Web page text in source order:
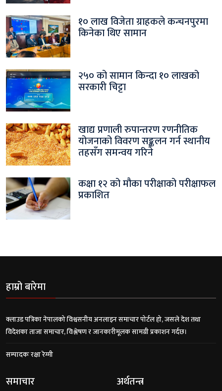
१० लाख विजेता ग्राहकले कन्चनपुरमा
किनेका थिए सामान
२५० को सामान किन्दा १० लाखको
सरकारी चिट्टा
खाद्य प्रणाली रुपान्तरण रणनीतिक
योजनाको विवरण सङ्कलन गर्न स्थानीय
तहसँग समन्वय गरिने
कक्षा १२ को मौका परीक्षाको परीक्षाफल
प्रकाशित
हाम्रो बारेमा
क्लाउड पत्रिका नेपालको विश्वसनीय अनलाइन समाचार पोर्टल हो, जसले देश तथा
विदेशका ताजा समाचार, विश्लेषण र जानकारीमूलक सामग्री प्रकाशन गर्दछ।
सम्पादकः रक्षा रेग्मी
समाचार अर्थतन्त्र